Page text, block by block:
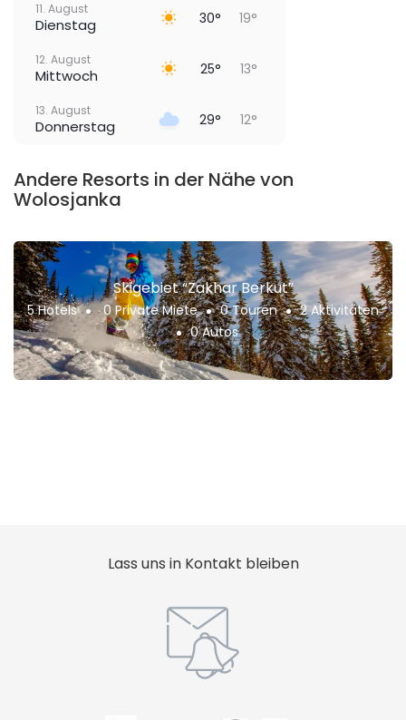
11. August
Dienstag 30° 19°
12. August
Mittwoch 25° 13°
13. August
Donnerstag 29° 12°
Andere Resorts in der Nähe von
Wolosjanka
Skigebiet “Zakhar Berkut”
5 Hotels 0 Private Miete 0 Touren
2 Aktivitäten
0 Autos
Lass uns in Kontakt bleiben